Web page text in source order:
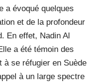
a évoqué quelques
et de la profondeur
En effet, Nadin Al
a été témoin des
se réfugier en Suède
à un large spectre